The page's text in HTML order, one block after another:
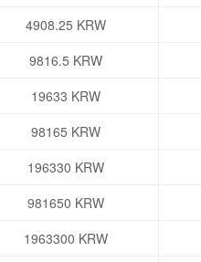
4908.25 KRW
9816.5 KRW
19633 KRW
98165 KRW
196330 KRW
981650 KRW
1963300 KRW